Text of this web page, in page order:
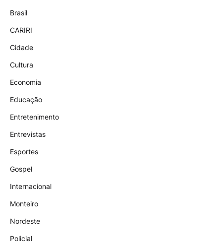
Brasil
CARIRI
Cidade
Cultura
Economia
Educação
Entretenimento
Entrevistas
Esportes
Gospel
Internacional
Monteiro
Nordeste
Policial